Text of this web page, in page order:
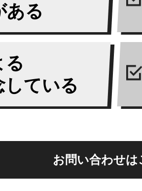
ある
る
している
お問い合わせは